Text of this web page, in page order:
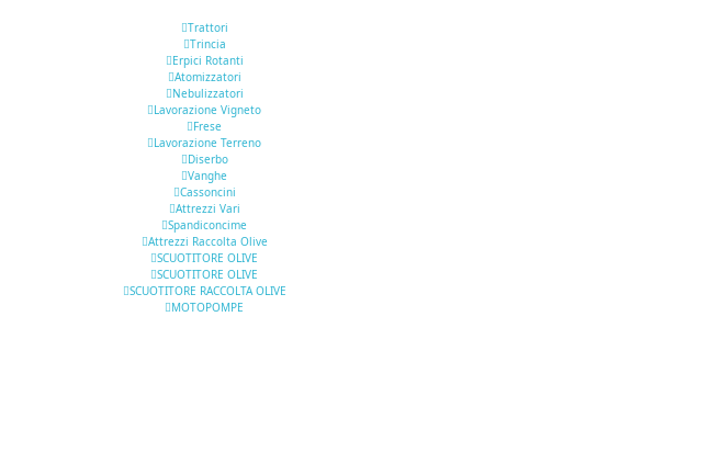
Trattori
Trincia
Erpici Rotanti
Atomizzatori
Nebulizzatori
Lavorazione Vigneto
Frese
Lavorazione Terreno
Diserbo
Vanghe
Cassoncini
Attrezzi Vari
Spandiconcime
Attrezzi Raccolta Olive
SCUOTITORE OLIVE
SCUOTITORE OLIVE
SCUOTITORE RACCOLTA OLIVE
MOTOPOMPE